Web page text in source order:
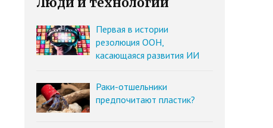
Первая в истории
резолюция ООН,
касающаяся развития ИИ
Раки-отшельники
предпочитают пластик?